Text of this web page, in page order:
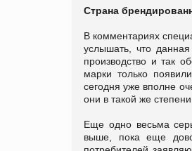
Страна
В комментариях
услышать, что
производство и так
марки только
сегодня уже вполне
они в такой же
Еще одно весьма
выше, пока еще